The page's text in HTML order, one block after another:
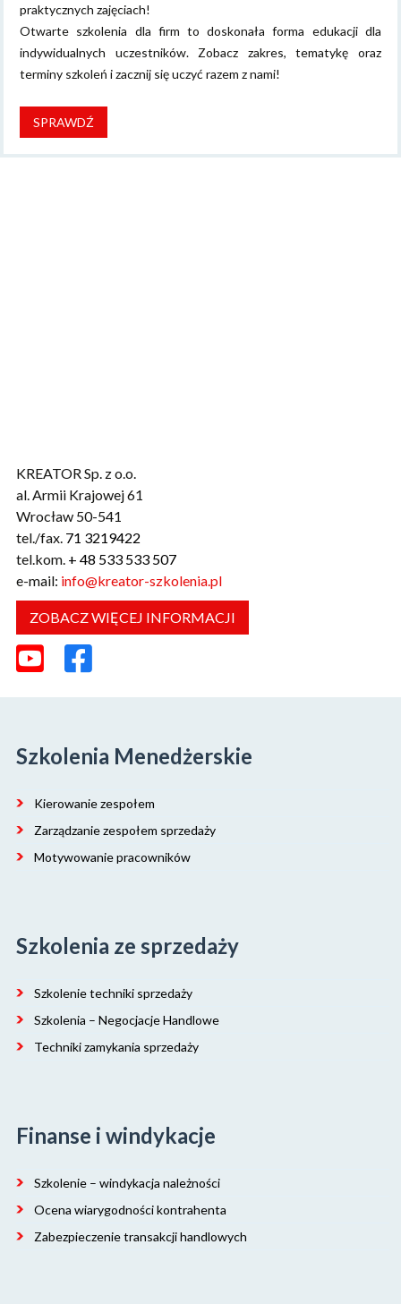
praktycznych zajęciach!
Otwarte szkolenia dla firm to doskonała forma edukacji dla
indywidualnych uczestników. Zobacz zakres, tematykę oraz
terminy szkoleń i zacznij się uczyć razem z nami!
SPRAWDŹ
KREATOR Sp. z o.o.
al. Armii Krajowej 61
Wrocław 50-541
tel./fax. 71 3219422
tel.kom. + 48 533 533 507
e-mail: info@kreator-szkolenia.pl
ZOBACZ WIĘCEJ INFORMACJI
Szkolenia Menedżerskie
Kierowanie zespołem
Zarządzanie zespołem sprzedaży
Motywowanie pracowników
Szkolenia ze sprzedaży
Szkolenie techniki sprzedaży
Szkolenia – Negocjacje Handlowe
Techniki zamykania sprzedaży
Finanse i windykacje
Szkolenie – windykacja należności
Ocena wiarygodności kontrahenta
Zabezpieczenie transakcji handlowych